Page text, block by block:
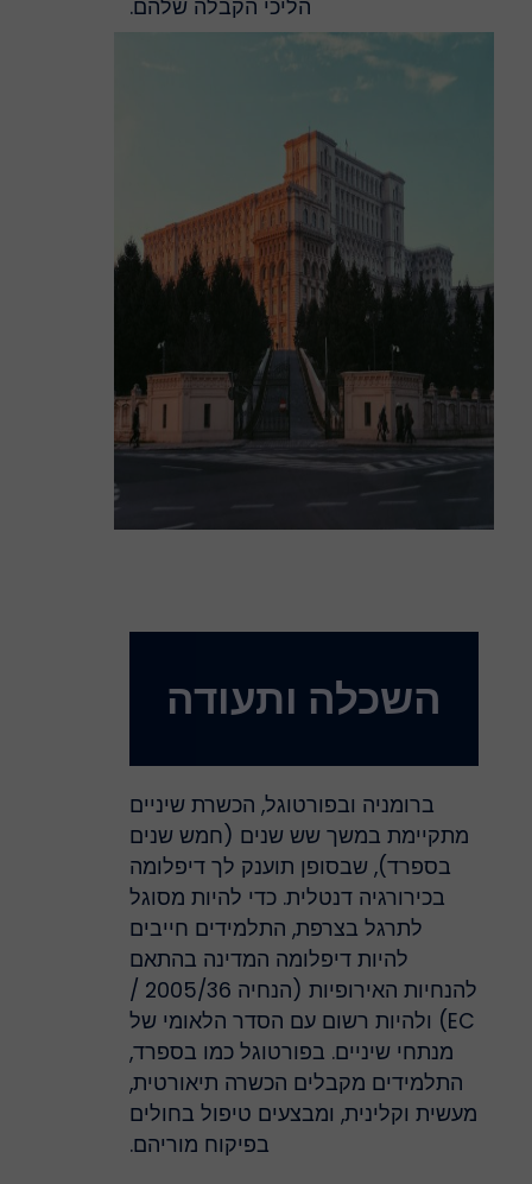
הליכי הקבלה שלהם.
השכלה ותעודה
ברומניה ובפורטוגל, הכשרת שיניים
מתקיימת במשך שש שנים (חמש שנים
בספרד), שבסופן תוענק לך דיפלומה
בכירורגיה דנטלית. כדי להיות מסוגל
לתרגל בצרפת, התלמידים חייבים
להיות דיפלומה המדינה בהתאם
להנחיות האירופיות (הנחיה 2005/36 /
EC) ולהיות רשום עם הסדר הלאומי של
מנתחי שיניים. בפורטוגל כמו בספרד,
התלמידים מקבלים הכשרה תיאורטית,
מעשית וקלינית, ומבצעים טיפול בחולים
בפיקוח מוריהם.